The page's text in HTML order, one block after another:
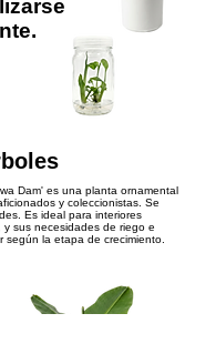
Dam' es una planta ornamental
y coleccionistas. Se
Es ideal para interiores
y sus necesidades de riego e
según la etapa de crecimiento.